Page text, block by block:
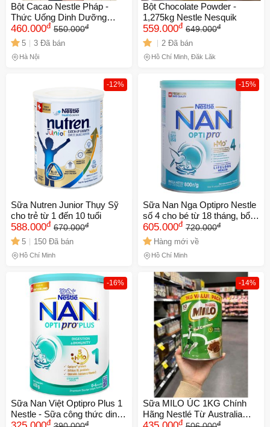
Bột Cacao Nestle Pháp -
Thức Uống Dinh Dưỡng
Ngày Mới, Bổ Sung Vitamin
và Khoáng Chất Ổn Định
Sức Khỏe
460.000đ 550.000đ
5 3 Đã bán
Hà Nội
Bột Chocolate Powder -
1,275kg Nestle Nesquik
559.000đ 649.000đ
2 Đã bán
Hồ Chí Minh, Đắk Lắk
-12%
Sữa Nutren Junior Thụy Sỹ
cho trẻ từ 1 đến 10 tuổi
588.000đ 670.000đ
5 150 Đã bán
Hồ Chí Minh
-15%
Sữa Nan Nga Optipro Nestle
số 4 cho bé từ 18 tháng, bổ
sung dinh dưỡng phát triển trí
não và thể chất, hộp 800g
605.000đ 720.000đ
Hàng mới về
Hồ Chí Minh
-16%
Sữa Nan Việt Optipro Plus 1
Nestle - Sữa công thức dinh
dưỡng cho trẻ từ 0 - 6 tháng
đ đ
-14%
Sữa MILO ÚC 1KG Chính
Hãng Nestlé Từ Australia
hàng chuẩn
đ đ